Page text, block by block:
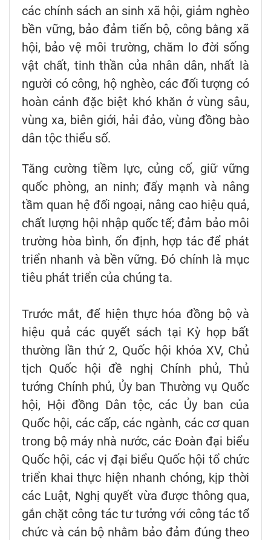
các chính sách an sinh xã hội, giảm nghèo
bền vững, bảo đảm tiến bộ, công bằng xã
hội, bảo vệ môi trường, chăm lo đời sống
vật chất, tinh thần của nhân dân, nhất là
người có công, hộ nghèo, các đối tượng có
hoàn cảnh đặc biệt khó khăn ở vùng sâu,
vùng xa, biên giới, hải đảo, vùng đồng bào
dân tộc thiểu số.
Tăng cường tiềm lực, củng cố, giữ vững
quốc phòng, an ninh; đẩy mạnh và nâng
tầm quan hệ đối ngoại, nâng cao hiệu quả,
chất lượng hội nhập quốc tế; đảm bảo môi
trường hòa bình, ổn định, hợp tác để phát
triển nhanh và bền vững. Đó chính là mục
tiêu phát triển của chúng ta.
Trước mắt, để hiện thực hóa đồng bộ và
hiệu quả các quyết sách tại Kỳ họp bất
thường lần thứ 2, Quốc hội khóa XV, Chủ
tịch Quốc hội đề nghị Chính phủ, Thủ
tướng Chính phủ, Ủy ban Thường vụ Quốc
hội, Hội đồng Dân tộc, các Ủy ban của
Quốc hội, các cấp, các ngành, các cơ quan
trong bộ máy nhà nước, các Đoàn đại biểu
Quốc hội, các vị đại biểu Quốc hội tổ chức
triển khai thực hiện nhanh chóng, kịp thời
các Luật, Nghị quyết vừa được thông qua,
gắn chặt công tác tư tưởng với công tác tổ
chức và cán bộ nhằm bảo đảm đúng theo